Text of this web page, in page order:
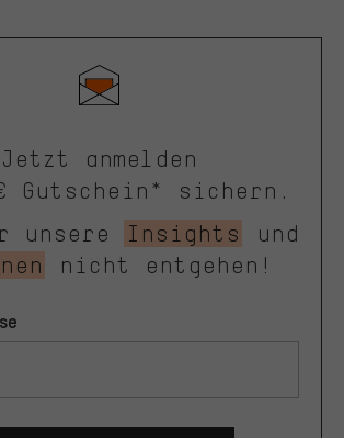
Jetzt anmelden
Gutschein* sichern.
unsere
Insights
und
nicht entgehen!